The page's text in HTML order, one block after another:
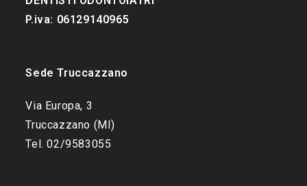
P.iva: 06129140965
Sede Truccazzano
Via Europa, 3
Truccazzano (MI)
Tel. 02/9583055